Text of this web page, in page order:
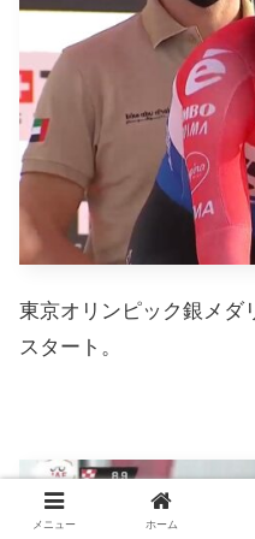
東京オリンピック銀メダ
スタート。
メニュー ホーム